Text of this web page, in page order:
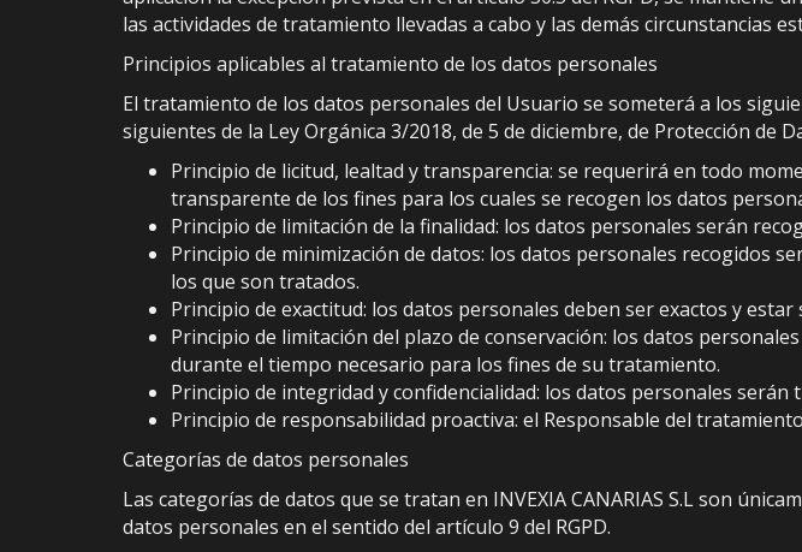
las actividades de tratamiento llevadas a cabo y las demás circunstancias
Principios aplicables al tratamiento de los datos personales
El tratamiento de los datos personales del Usuario se someterá a los
siguientes de la Ley Orgánica 3/2018, de 5 de diciembre, de Protección de
Principio de licitud, lealtad y transparencia: se requerirá en todo
transparente de los fines para los cuales se recogen los datos
Principio de limitación de la finalidad: los datos personales serán
Principio de minimización de datos: los datos personales recogidos
los que son tratados.
Principio de exactitud: los datos personales deben ser exactos y estar
Principio de limitación del plazo de conservación: los datos
durante el tiempo necesario para los fines de su tratamiento.
Principio de integridad y confidencialidad: los datos personales
Principio de responsabilidad proactiva: el Responsable del
Categorías de datos personales
Las categorías de datos que se tratan en INVEXIA CANARIAS S.L son
datos personales en el sentido del artículo 9 del RGPD.